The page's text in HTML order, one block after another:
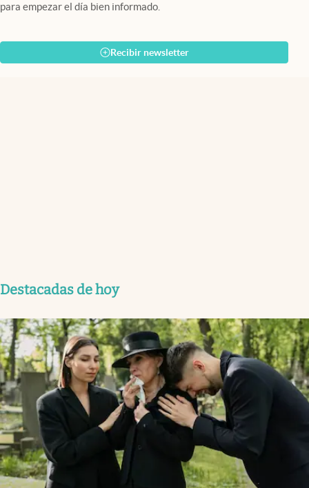
para empezar el día bien informado.
Recibir newsletter
Destacadas de hoy